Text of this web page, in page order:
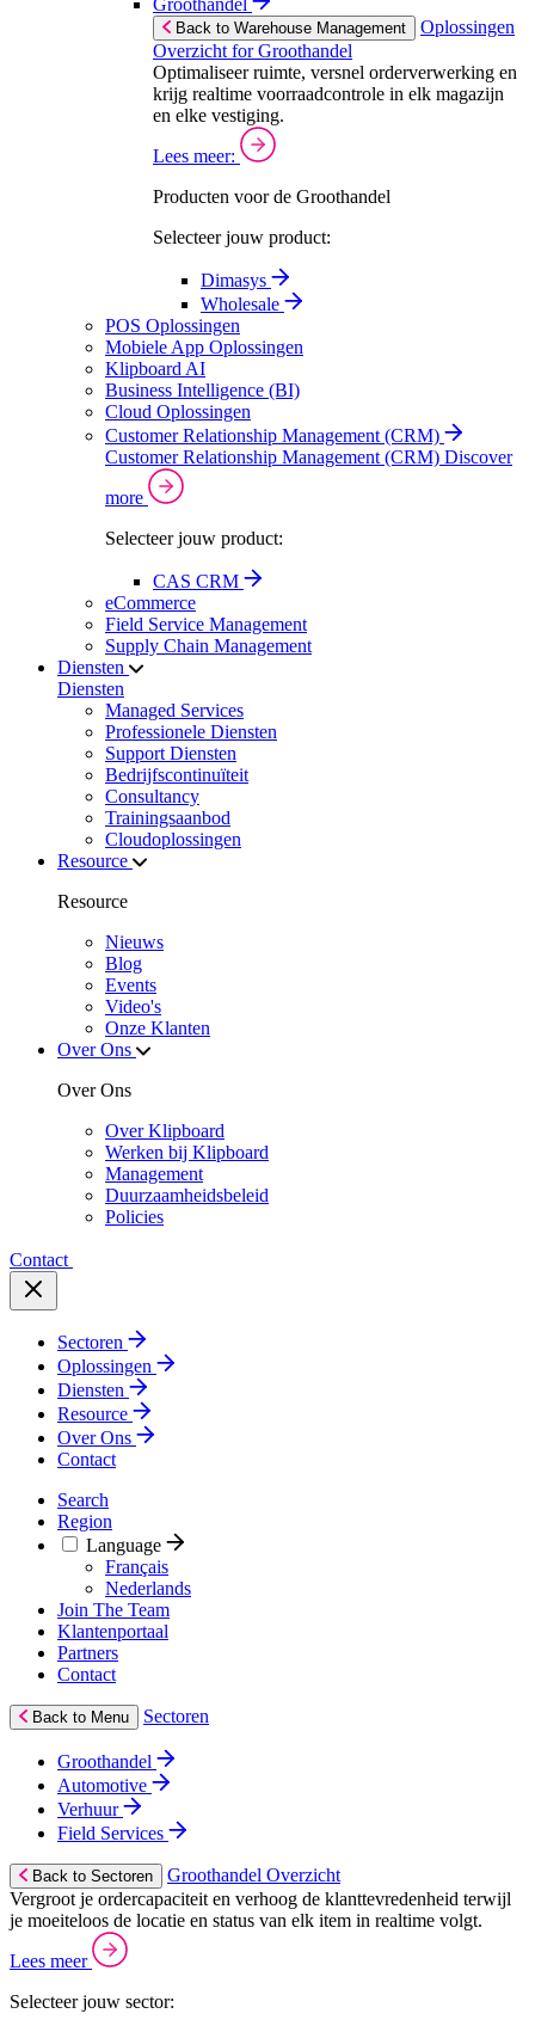
Groothandel
Back to Warehouse Management
Oplossingen
Overzicht for Groothandel
Optimaliseer ruimte, versnel orderverwerking en
krijg realtime voorraadcontrole in elk magazijn
en elke vestiging.
Lees meer:
Producten voor de Groothandel
Selecteer jouw product:
Dimasys
Wholesale
POS Oplossingen
Mobiele App Oplossingen
Klipboard AI
Business Intelligence (BI)
Cloud Oplossingen
Customer Relationship Management (CRM)
Customer Relationship Management (CRM) Discover
more
Selecteer jouw product:
CAS CRM
eCommerce
Field Service Management
Supply Chain Management
Diensten
Diensten
Managed Services
Professionele Diensten
Support Diensten
Bedrijfscontinuïteit
Consultancy
Trainingsaanbod
Cloudoplossingen
Resource
Resource
Nieuws
Blog
Events
Video's
Onze Klanten
Over Ons
Over Ons
Over Klipboard
Werken bij Klipboard
Management
Duurzaamheidsbeleid
Policies
Contact
Sectoren
Oplossingen
Diensten
Resource
Over Ons
Contact
Search
Region
Language
Français
Nederlands
Join The Team
Klantenportaal
Partners
Contact
Back to Menu Sectoren
Groothandel
Automotive
Verhuur
Field Services
Back to Sectoren
Groothandel Overzicht
Vergroot je ordercapaciteit en verhoog de klanttevredenheid terwijl
je moeiteloos de locatie en status van elk item in realtime volgt.
Lees meer
Selecteer jouw sector: